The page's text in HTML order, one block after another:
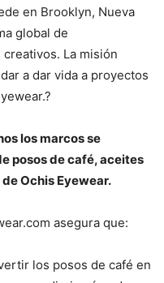
en Brooklyn, Nueva
global de
La misión
a dar vida a proyectos
los marcos se
posos de café, aceites
Ochis Eyewear.
asegura que:
los posos de café en